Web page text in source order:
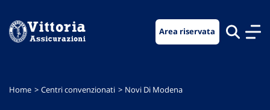
menu
contenuto
footer
Area riservata
Home Centri convenzionati Novi Di Modena